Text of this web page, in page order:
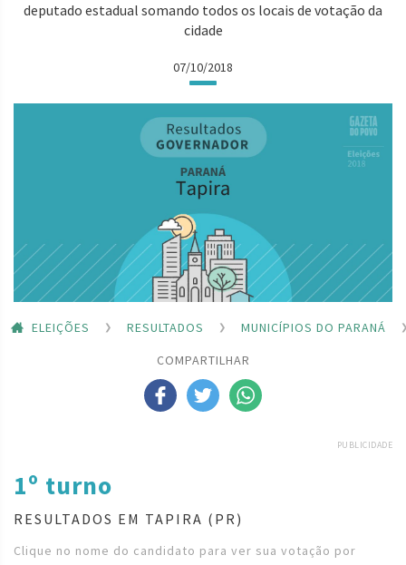
deputado estadual somando todos os locais de votação da
cidade
07/10/2018
ELEIÇÕES RESULTADOS
MUNICÍPIOS DO PARANÁ
COMPARTILHAR
PUBLICIDADE
1º turno
RESULTADOS EM TAPIRA (PR)
Clique no nome do candidato para ver sua votação por